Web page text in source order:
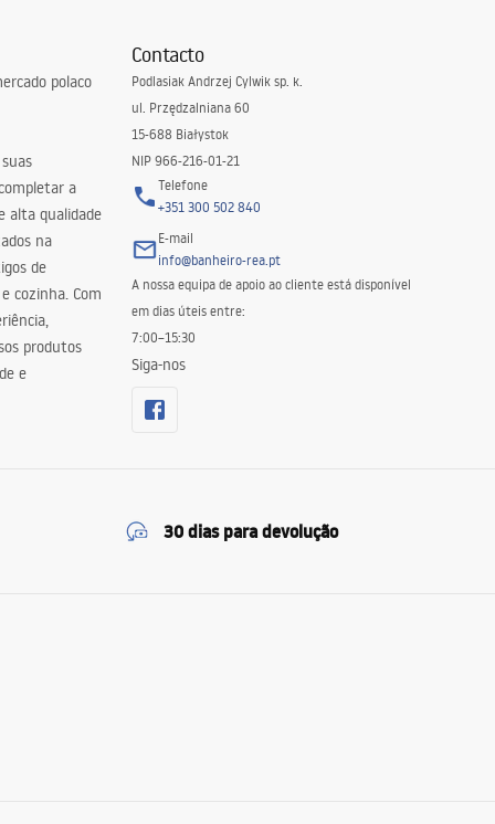
polaco
a
alta qualidade
na
de
cozinha. Com
produtos
e
Contacto
Podlasiak Andrzej Cylwik sp. k.
ul. Przędzalniana 60
15-688 Białystok
NIP 966-216-01-21
Telefone
+351 300 502 840
E-mail
info@banheiro-rea.pt
A nossa equipa de apoio ao cliente está disponível
em dias úteis entre:
7:00–15:30
Siga-nos
30 dias para devolução